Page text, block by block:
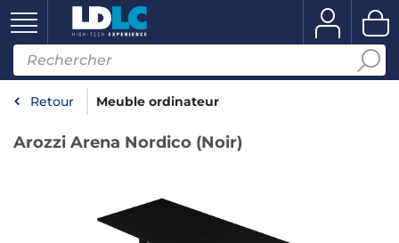
Retour Meuble ordinateur
Arozzi Arena Nordico (Noir)